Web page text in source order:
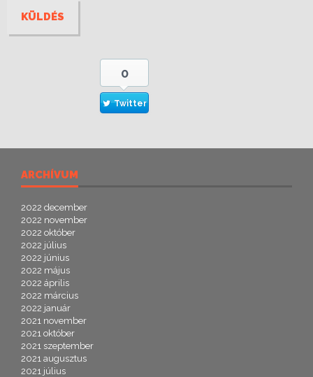
0
Twitter
ARCHÍVUM
2022 december
2022 november
2022 október
2022 július
2022 június
2022 május
2022 április
2022 március
2022 január
2021 november
2021 október
2021 szeptember
2021 augusztus
2021 július